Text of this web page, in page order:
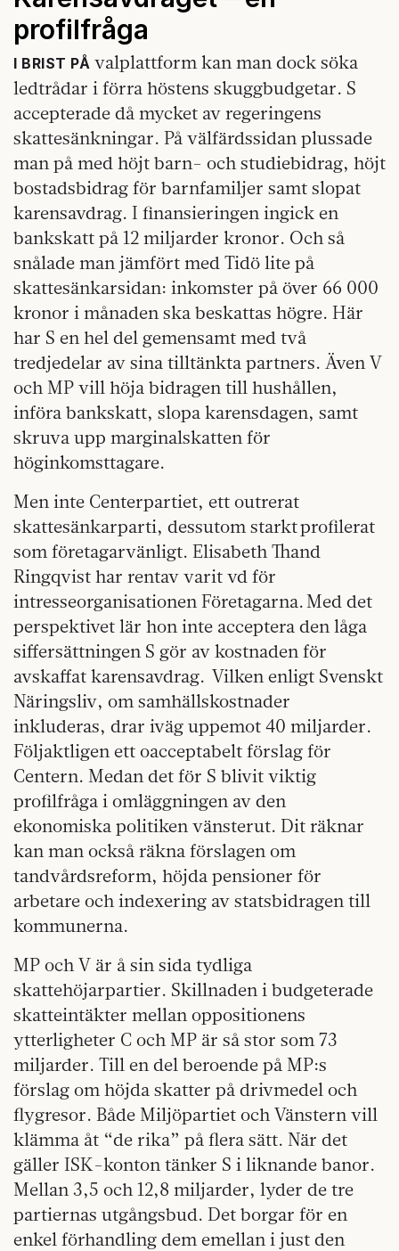
profilfråga
I BRIST PÅ valplattform kan man dock söka
ledtrådar i förra höstens skuggbudgetar. S
accepterade då mycket av regeringens
skattesänkningar. På välfärdssidan plussade
man på med höjt barn- och studiebidrag, höjt
bostadsbidrag för barnfamiljer samt slopat
karensavdrag. I finansieringen ingick en
bankskatt på 12 miljarder kronor. Och så
snålade man jämfört med Tidö lite på
skattesänkarsidan: inkomster på över 66 000
kronor i månaden ska beskattas högre. Här
har S en hel del gemensamt med två
tredjedelar av sina tilltänkta partners. Även V
och MP vill höja bidragen till hushållen,
införa bankskatt, slopa karensdagen, samt
skruva upp marginalskatten för
höginkomsttagare.
Men inte Centerpartiet, ett outrerat
skattesänkarparti, dessutom starkt profilerat
som företagarvänligt. Elisabeth Thand
Ringqvist har rentav varit vd för
intresseorganisationen Företagarna. Med det
perspektivet lär hon inte acceptera den låga
siffersättningen S gör av kostnaden för
avskaffat karensavdrag. Vilken enligt Svenskt
Näringsliv, om samhällskostnader
inkluderas, drar iväg uppemot 40 miljarder.
Följaktligen ett oacceptabelt förslag för
Centern. Medan det för S blivit viktig
profilfråga i omläggningen av den
ekonomiska politiken vänsterut. Dit räknar
kan man också räkna förslagen om
tandvårdsreform, höjda pensioner för
arbetare och indexering av statsbidragen till
kommunerna.
MP och V är å sin sida tydliga
skattehöjarpartier. Skillnaden i budgeterade
skatteintäkter mellan oppositionens
ytterligheter C och MP är så stor som 73
miljarder. Till en del beroende på MP:s
förslag om höjda skatter på drivmedel och
flygresor. Både Miljöpartiet och Vänstern vill
klämma åt “de rika” på flera sätt. När det
gäller ISK-konton tänker S i liknande banor.
Mellan 3,5 och 12,8 miljarder, lyder de tre
partiernas utgångsbud. Det borgar för en
enkel förhandling dem emellan i just den